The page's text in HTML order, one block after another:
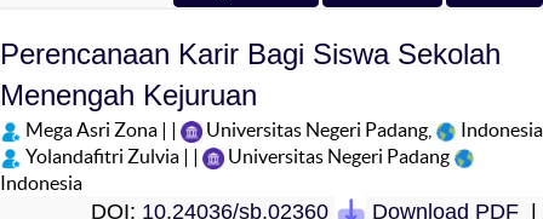
Perencanaan Karir Bagi Siswa Sekolah
Menengah Kejuruan
Mega Asri Zona | | Universitas Negeri Padang,
Indonesia
Yolandafitri Zulvia | |
Universitas Negeri Padang
Indonesia
DOI: 10.24036/sb.02360 Download PDF |